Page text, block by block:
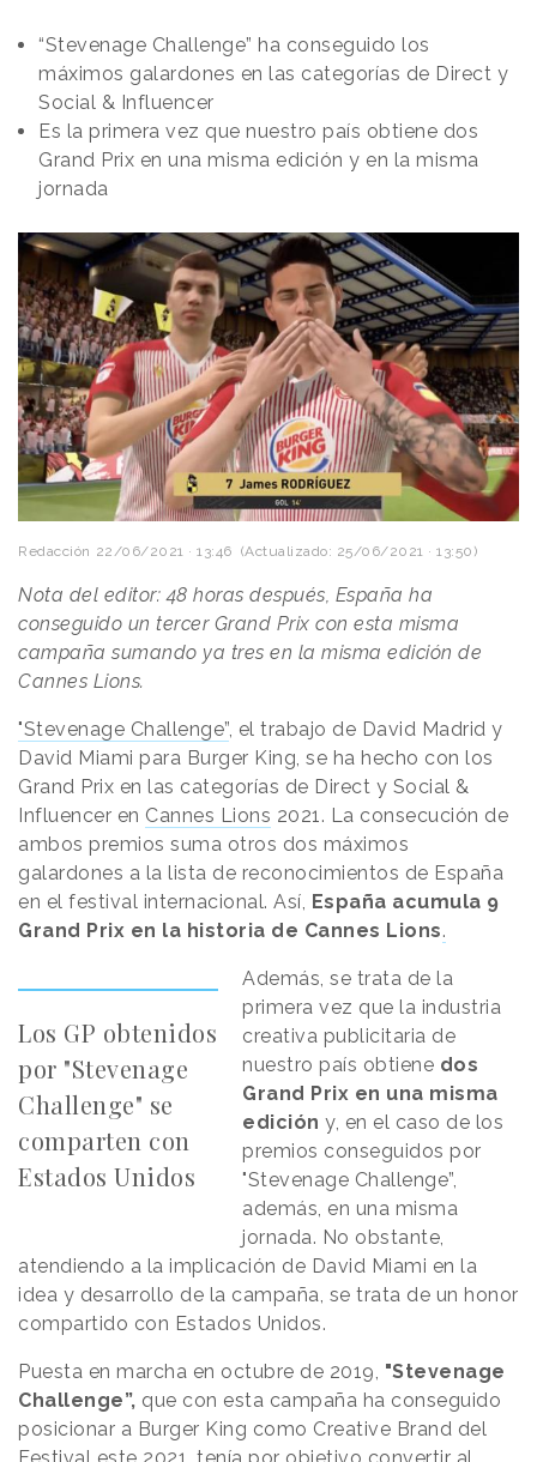
“Stevenage Challenge” ha conseguido los
máximos galardones en las categorías de Direct y
Social & Influencer
Es la primera vez que nuestro país obtiene dos
Grand Prix en una misma edición y en la misma
jornada
Redacción 22/06/2021 · 13:46 (Actualizado: 25/06/2021 · 13:50)
Nota del editor: 48 horas después, España ha
conseguido un tercer Grand Prix con esta misma
campaña sumando ya tres en la misma edición de
Cannes Lions.
"Stevenage Challenge”, el trabajo de David Madrid y
David Miami para Burger King, se ha hecho con los
Grand Prix en las categorías de Direct y Social &
Influencer en Cannes Lions 2021. La consecución de
ambos premios suma otros dos máximos
galardones a la lista de reconocimientos de España
en el festival internacional. Así, España acumula 9
Grand Prix en la historia de Cannes Lions.
Los GP obtenidos
por "Stevenage
Challenge" se
comparten con
Estados Unidos
Además, se trata de la
primera vez que la industria
creativa publicitaria de
nuestro país obtiene dos
Grand Prix en una misma
edición y, en el caso de los
premios conseguidos por
"Stevenage Challenge”,
además, en una misma
jornada. No obstante,
atendiendo a la implicación de David Miami en la
idea y desarrollo de la campaña, se trata de un honor
compartido con Estados Unidos.
Puesta en marcha en octubre de 2019, "Stevenage
Challenge”, que con esta campaña ha conseguido
posicionar a Burger King como Creative Brand del